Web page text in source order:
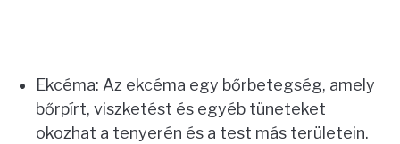
Ekcéma: Az ekcéma egy bőrbetegség, amely
bőrpírt, viszketést és egyéb tüneteket
okozhat a tenyerén és a test más területein.